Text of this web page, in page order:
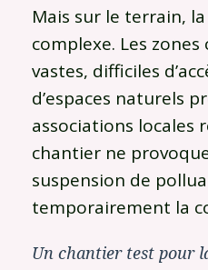
Mais sur le terrain, la
complexe. Les
vastes, difficiles
d’espaces naturels
associations locales
chantier ne
suspension de
temporairement la
Un chantier test pour